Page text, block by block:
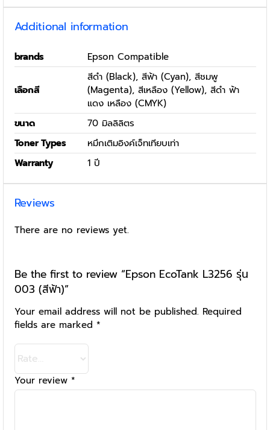
Additional information
brands Epson Compatible
เลือกสี
สีดำ (Black), สีฟ้า (Cyan), สีชมพู
(Magenta), สีเหลือง (Yellow), สีดำ ฟ้า
แดง เหลือง (CMYK)
ขนาด
70 มิลลิลิตร
Toner Types
หมึกเติมอิงค์เจ็ทเทียบเท่า
Warranty
1 ปี
Reviews
There are no reviews yet.
Be the first to review “Epson EcoTank L3256 รุ่น
003 (สีฟ้า)”
Your email address will not be published. Required
fields are marked *
Your review *